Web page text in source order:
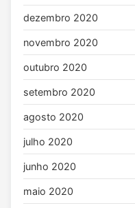
dezembro 2020
novembro 2020
outubro 2020
setembro 2020
agosto 2020
julho 2020
junho 2020
maio 2020